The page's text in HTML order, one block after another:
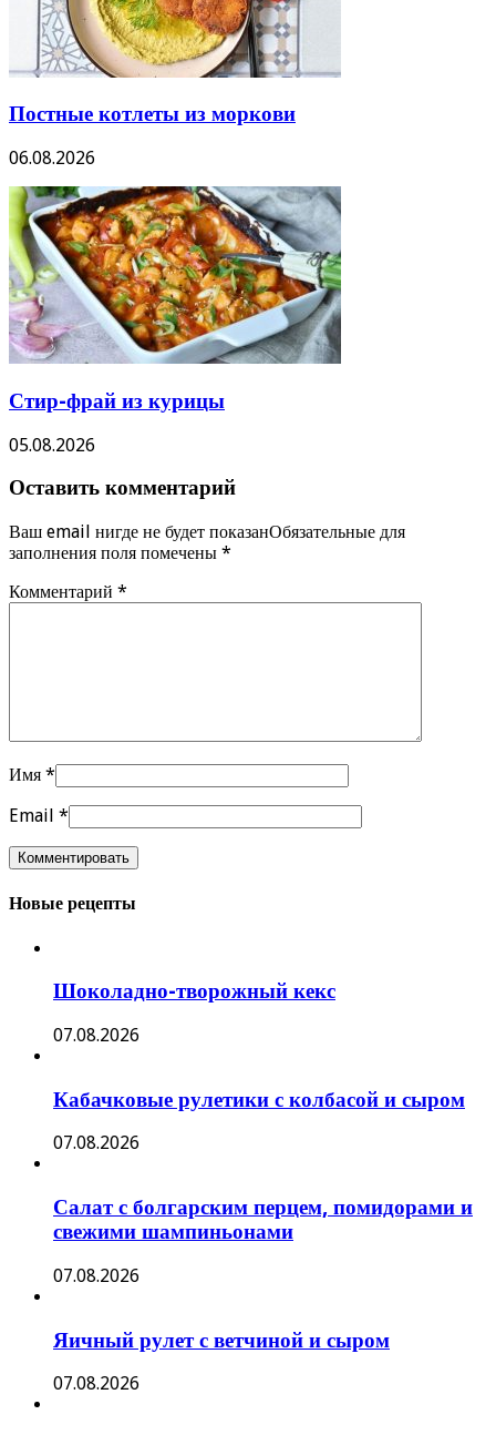
Постные котлеты из моркови
06.08.2026
Стир-фрай из курицы
05.08.2026
Оставить комментарий
Ваш email нигде не будет показанОбязательные для
заполнения поля помечены *
Комментарий *
Имя *
Email *
Новые рецепты
Шоколадно-творожный кекс
07.08.2026
Кабачковые рулетики с колбасой и сыром
07.08.2026
Салат с болгарским перцем, помидорами и
свежими шампиньонами
07.08.2026
Яичный рулет с ветчиной и сыром
07.08.2026